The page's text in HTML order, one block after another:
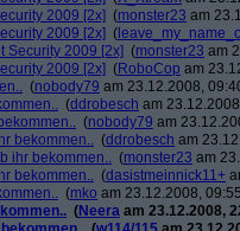
2009 [2x] (monster23 am
2009 [2x] (
Security 2009 [2x] (monster23 am
2009 [2x] (RoboCop am
(nobody79 am 23.12.2008,
(ddrobesch am
(nobody79 am
bekommen.. (ddrobesch am
ihr bekommen.. (monster23 am
bekommen.. (dasistmeinnick11+
(mko am 23.12.2008,
(Neera am 23.12.2008,